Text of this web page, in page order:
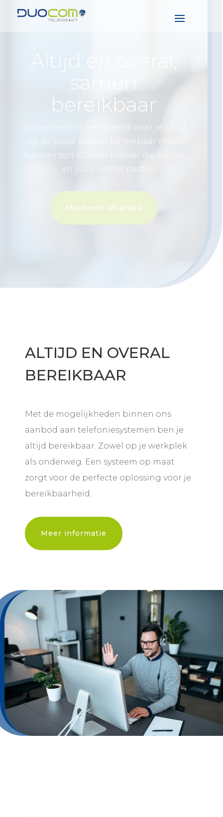
Altijd en overal,
samen
bereikbaar
Wij geloven in een wereld waar je altijd
op de juiste manier bereikbaar moet
kunnen zijn. Op een manier die bij jou
en jouw relatie past.
Maak een afspraak
ALTIJD EN OVERAL
BEREIKBAAR
Met de mogelijkheden binnen ons
aanbod aan telefoniesystemen ben je
altijd bereikbaar. Zowel op je werkplek
als onderweg. Een systeem op maat
zorgt voor de perfecte oplossing voor je
bereikbaarheid.
Meer informatie